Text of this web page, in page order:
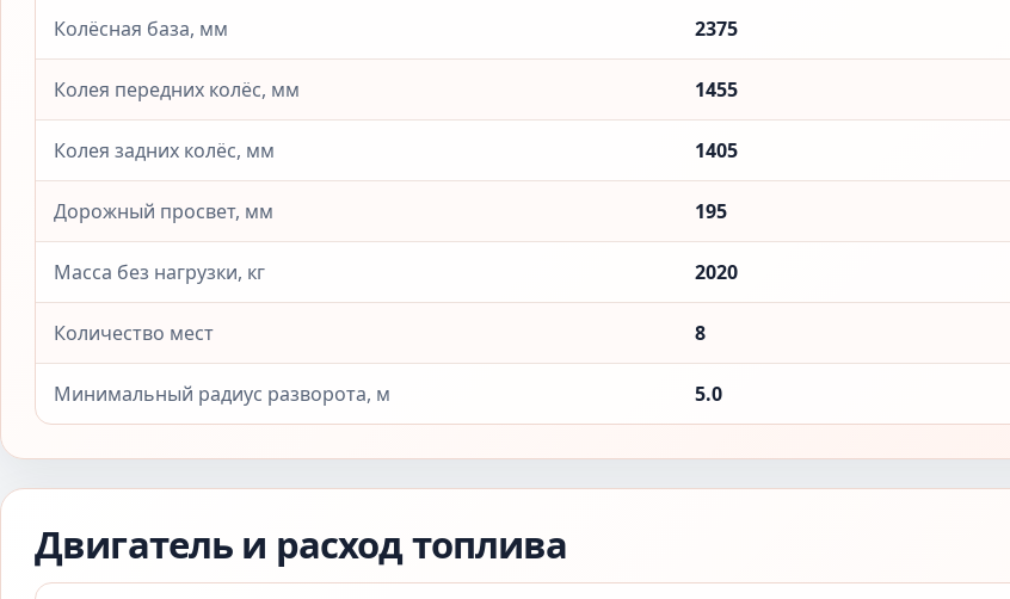
Колёсная база, мм 2375
Колея передних колёс, мм 1455
Колея задних колёс, мм 1405
Дорожный просвет, мм 195
Масса без нагрузки, кг 2020
Количество мест 8
Минимальный радиус разворота, м 5.0
Двигатель и расход топлива